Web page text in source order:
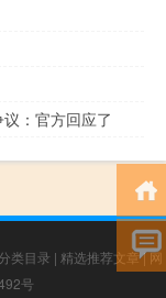
：官方回应了
类目录 | 精选推荐文章|网
号